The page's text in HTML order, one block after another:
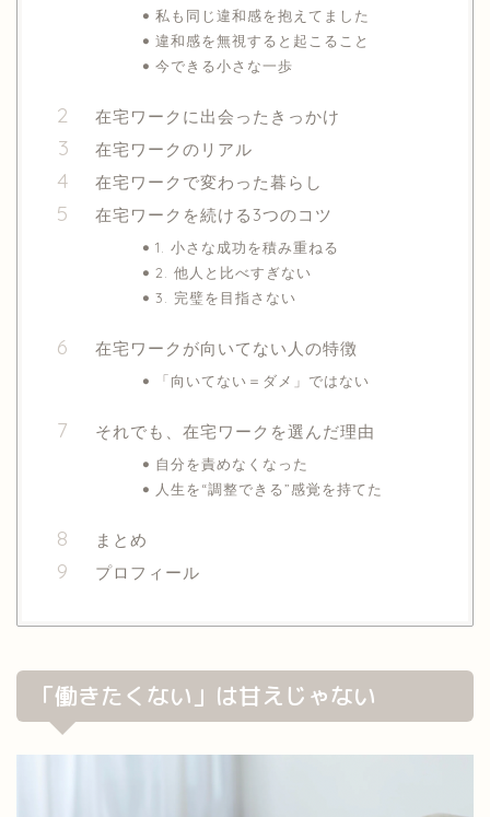
私も同じ違和感を抱えてました
違和感を無視すると起こること
今できる小さな一歩
在宅ワークに出会ったきっかけ
在宅ワークのリアル
在宅ワークで変わった暮らし
在宅ワークを続ける3つのコツ
1. 小さな成功を積み重ねる
2. 他人と比べすぎない
3. 完璧を目指さない
在宅ワークが向いてない人の特徴
「向いてない＝ダメ」ではない
それでも、在宅ワークを選んだ理由
自分を責めなくなった
人生を“調整できる”感覚を持てた
まとめ
プロフィール
「働きたくない」は甘えじゃない